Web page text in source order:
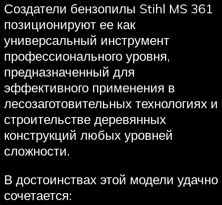
Создатели бензопилы Stihl MS 361
позиционируют ее как
универсальный инструмент
профессионального уровня,
предназначенный для
эффективного применения в
лесозаготовительных технологиях и
строительстве деревянных
конструкций любых уровней
сложности.
В достоинствах этой модели удачно
сочетается: